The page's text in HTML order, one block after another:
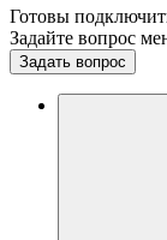
Готовы
Задайте вопрос
Задать вопрос